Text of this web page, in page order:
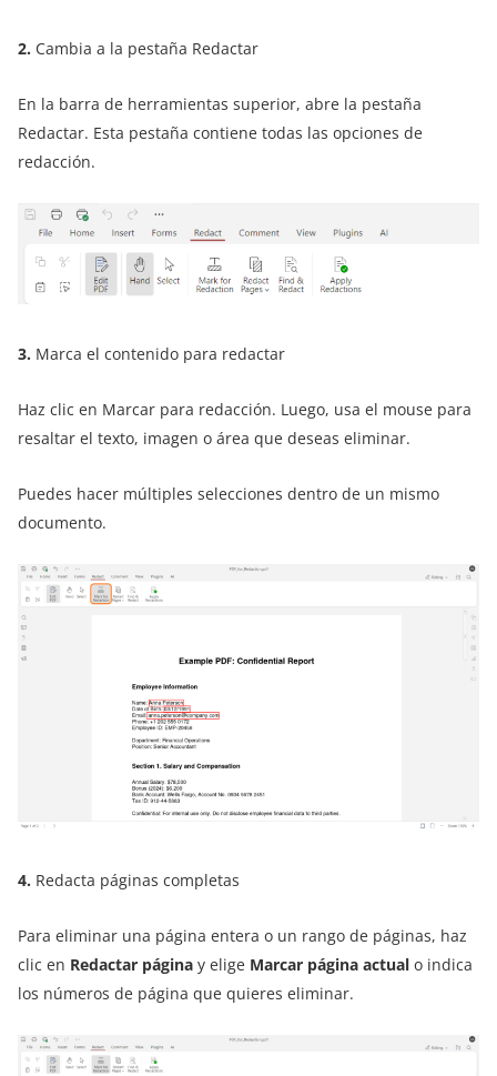
2. Cambia a la pestaña Redactar
En la barra de herramientas superior, abre la pestaña
Redactar. Esta pestaña contiene todas las opciones de
redacción.
3. Marca el contenido para redactar
Haz clic en Marcar para redacción. Luego, usa el mouse para
resaltar el texto, imagen o área que deseas eliminar.
Puedes hacer múltiples selecciones dentro de un mismo
documento.
4. Redacta páginas completas
Para eliminar una página entera o un rango de páginas, haz
clic en Redactar página y elige Marcar página actual o indica
los números de página que quieres eliminar.